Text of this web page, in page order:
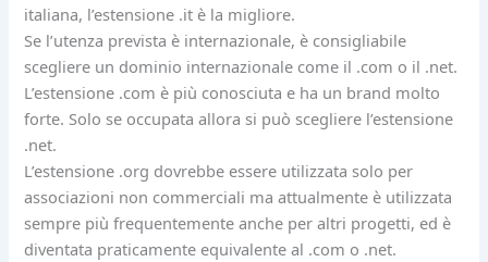
italiana, l’estensione .it è la migliore.
Se l’utenza prevista è internazionale, è consigliabile
scegliere un dominio internazionale come il .com o il .net.
L’estensione .com è più conosciuta e ha un brand molto
forte. Solo se occupata allora si può scegliere l’estensione
.net.
L’estensione .org dovrebbe essere utilizzata solo per
associazioni non commerciali ma attualmente è utilizzata
sempre più frequentemente anche per altri progetti, ed è
diventata praticamente equivalente al .com o .net.